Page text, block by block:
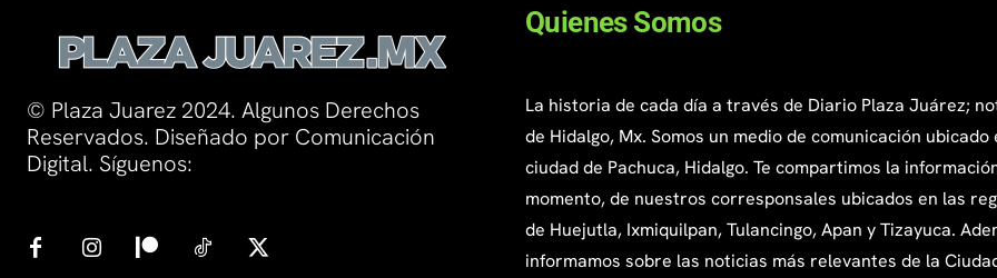
© Plaza Juarez 2024. Algunos Derechos
Reservados. Diseñado por Comunicación
Digital. Síguenos:
Quienes Somos
La historia de cada día a través de Diario Plaza Juárez;
de Hidalgo, Mx. Somos un medio de comunicación ubicado
ciudad de Pachuca, Hidalgo. Te compartimos la
momento, de nuestros corresponsales ubicados en las
de Huejutla, Ixmiquilpan, Tulancingo, Apan y Tizayuca.
informamos sobre las noticias más relevantes de la